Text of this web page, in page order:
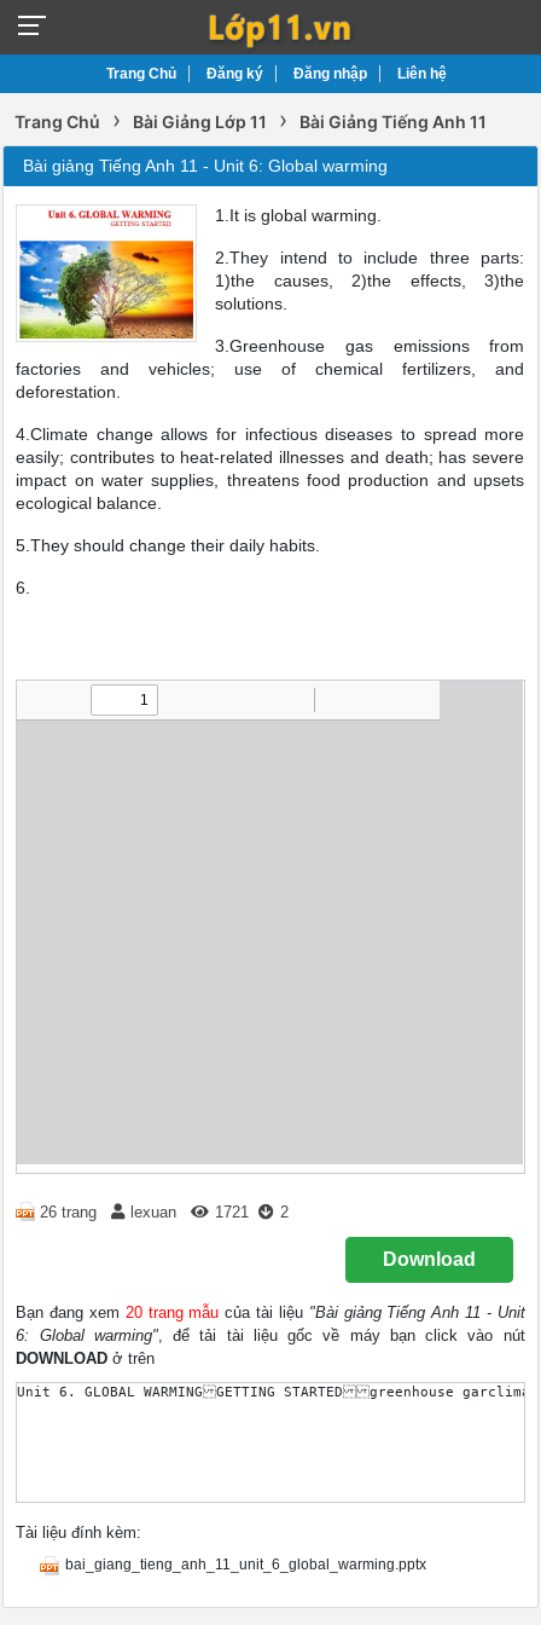
Trang Chủ Đăng ký Đăng nhập Liên hệ
Trang Chủ › Bài Giảng Lớp 11 › Bài Giảng Tiếng Anh 11
Bài giảng Tiếng Anh 11 - Unit 6: Global warming
1.It is global warming.
2.They intend to include three parts:
1)the causes, 2)the effects, 3)the
solutions.
3.Greenhouse gas emissions from
factories and vehicles; use of chemical fertilizers, and
deforestation.
4.Climate change allows for infectious diseases to spread more
easily; contributes to heat-related illnesses and death; has severe
impact on water supplies, threatens food production and upsets
ecological balance.
5.They should change their daily habits.
6.
26 trang lexuan 1721 2
Download
Bạn đang xem 20 trang mẫu của tài liệu "Bài giảng Tiếng Anh 11 - Unit
6: Global warming", để tải tài liệu gốc về máy bạn click vào nút
DOWNLOAD ở trên
Tài liệu đính kèm:
bai_giang_tieng_anh_11_unit_6_global_warming.pptx